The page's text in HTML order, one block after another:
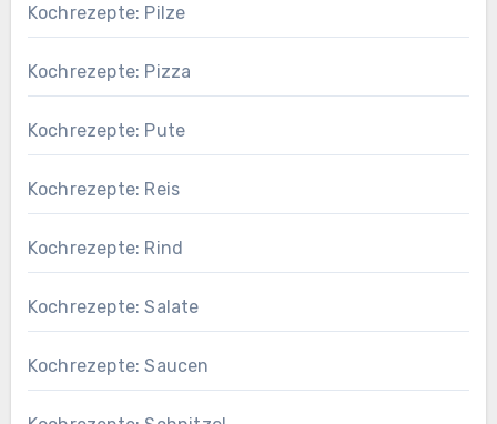
Kochrezepte: Pilze
Kochrezepte: Pizza
Kochrezepte: Pute
Kochrezepte: Reis
Kochrezepte: Rind
Kochrezepte: Salate
Kochrezepte: Saucen